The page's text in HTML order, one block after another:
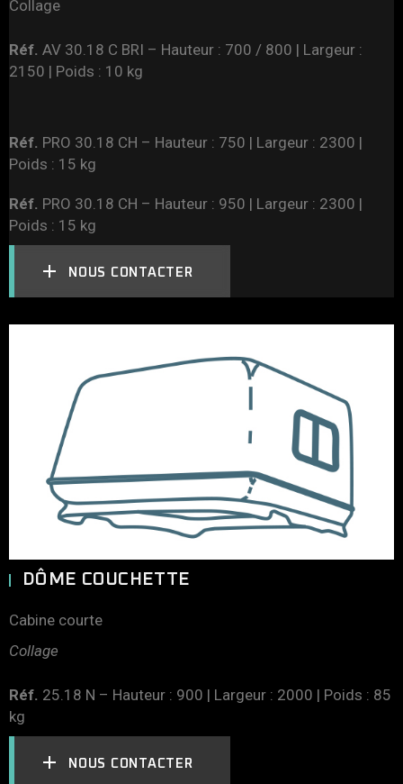
Collage
Réf. AV 30.18 C BRI – Hauteur : 700 / 800 | Largeur :
2150 | Poids : 10 kg
Réf. PRO 30.18 CH – Hauteur : 750 | Largeur : 2300 |
Poids : 15 kg
Réf. PRO 30.18 CH – Hauteur : 950 | Largeur : 2300 |
Poids : 15 kg
NOUS CONTACTER
DÔME COUCHETTE
Cabine courte
Collage
Réf. 25.18 N – Hauteur : 900 | Largeur : 2000 | Poids : 85
kg
NOUS CONTACTER